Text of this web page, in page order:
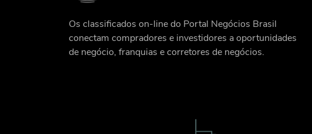
Os classificados on-line do Portal Negócios Brasil
conectam compradores e investidores a oportunidades
de negócio, franquias e corretores de negócios.